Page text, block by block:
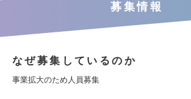
募集情報
なぜ募集しているのか
事業拡大のため人員募集